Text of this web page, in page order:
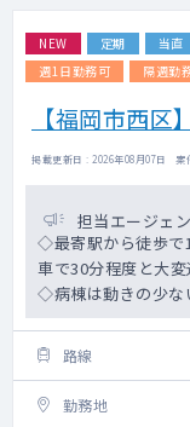
NEW 定期 当直
週1日勤務可
隔週勤
【福岡市西
掲載更新日 : 2026年08月07日 案
担当エージェ
◇最寄駅から徒歩で
車で30分程度と大変
◇病棟は動きの少な
路線
勤務地